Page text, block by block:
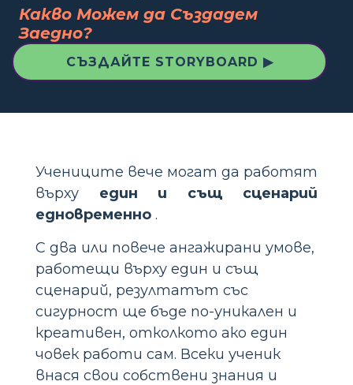
Какво Можем да Създадем
Заедно?
СЪЗДАЙТЕ STORYBOARD ▶
Учениците вече могат да работят
върху един и същ сценарий
едновременно .
С два или повече ангажирани умове,
работещи върху един и същ
сценарий, резултатът със
сигурност ще бъде по-уникален и
креативен, отколкото ако един
човек работи сам. Всеки ученик
внася свои собствени знания и